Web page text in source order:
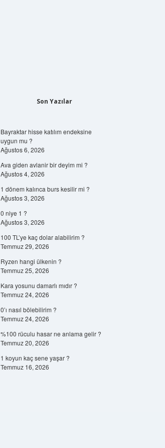
Son Yazılar
Bayraktar hisse katılım endeksine
uygun mu ?
Ağustos 6, 2026
Ava giden avlanir bir deyim mi ?
Ağustos 4, 2026
1 dönem kalınca burs kesilir mi ?
Ağustos 3, 2026
0 niye 1 ?
Ağustos 3, 2026
100 TL’ye kaç dolar alabilirim ?
Temmuz 29, 2026
Ryzen hangi ülkenin ?
Temmuz 25, 2026
Kara yosunu damarlı mıdır ?
Temmuz 24, 2026
0’ı nasıl bölebilirim ?
Temmuz 24, 2026
%100 rüculu hasar ne anlama gelir ?
Temmuz 20, 2026
1 koyun kaç sene yaşar ?
Temmuz 16, 2026